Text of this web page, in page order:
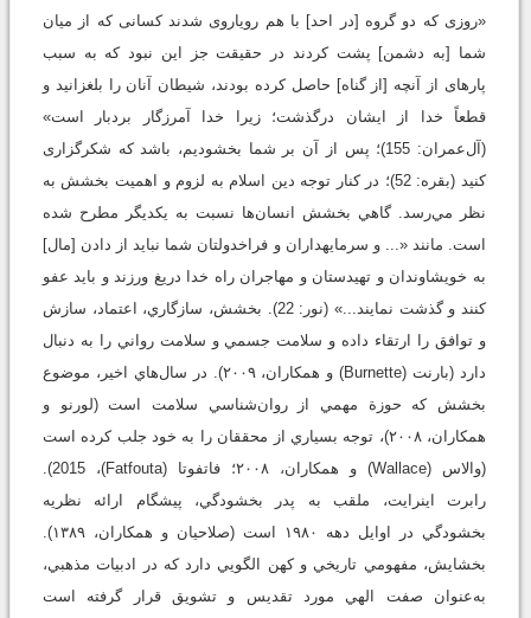
«روزى كه دو گروه [در احد] با هم روياروى شدند كسانى كه از ميان
شما [به دشمن] پشت كردند در حقيقت جز اين نبود كه به سبب
پاره‏اى از آنچه [از گناه] حاصل كرده بودند، شيطان آنان را بلغزانيد و
قطعاً خدا از ايشان درگذشت؛ زيرا خدا آمرزگار بردبار است»
(آل‌عمران: 155)؛ پس از آن بر شما بخشوديم، باشد كه شكرگزارى
كنيد (بقره: 52)؛ در کنار توجه دين اسلام به لزوم و اهميت بخشش به
نظر مي‌رسد. گاهي بخشش انسان‌ها نسبت به يكديگر مطرح شده
است. مانند «... و سرمايه‏داران و فراخ‏دولتان شما نبايد از دادن [مال]
به خويشاوندان و تهيدستان و مهاجران راه خدا دريغ ورزند و بايد عفو
كنند و گذشت نمايند...» (نور: 22). بخشش، سازگاري، اعتماد، سازش
و توافق را ارتقاء داده و سلامت جسمي ‌و سلامت رواني را به دنبال
دارد (بارنت (Burnette) و همکاران، ۲۰۰۹). در سال‌هاي اخير، موضوع
بخشش که حوزة مهمي ‌از روان‌شناسي سلامت است (لورنو و
همکاران، ۲۰۰۸)، توجه بسياري از محققان را به خود جلب کرده است
(والاس (Wallace) و همكاران، ۲۰۰۸؛ فاتفوتا (Fatfouta)، 2015).
رابرت اينرايت، ملقب به پدر بخشودگي، پيشگام ارائه نظريه
بخشودگي در اوايل دهه ۱۹۸۰ است (صلاحيان و همکاران، ۱۳۸۹).
بخشايش، مفهومي‌ تاريخي و کهن الگويي دارد که در ادبيات مذهبي،
به‌عنوان صفت الهي مورد تقديس و تشويق قرار گرفته است